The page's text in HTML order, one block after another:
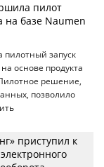
пилот
на базе Naumen
пилотный запуск
основе продукта
решение,
позволило
приступил к